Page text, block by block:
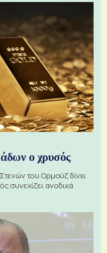
ο χρυσός
του Ορμούζ δίνει
συνεχίζει ανοδικά